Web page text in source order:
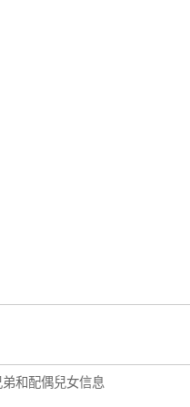
和配偶兒女信息